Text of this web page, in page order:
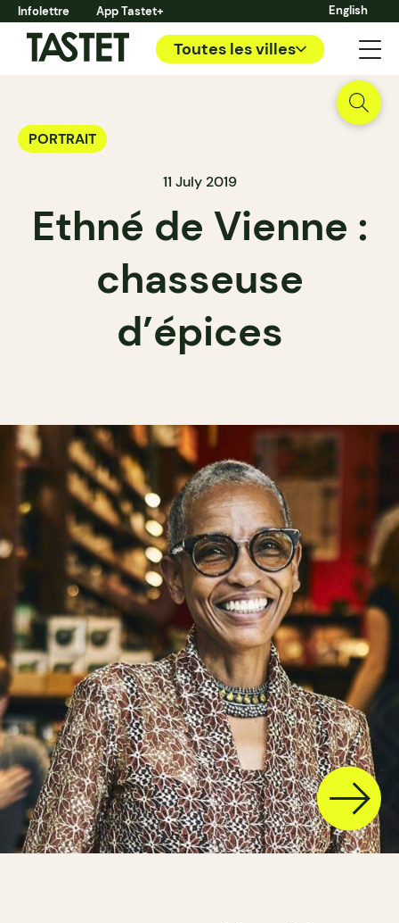
Infolettre App Tastet+ English
Toutes les villes
PORTRAIT
11 July 2019
Ethné de Vienne :
chasseuse
d’épices